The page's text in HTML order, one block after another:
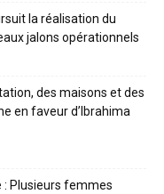
la réalisation du
jalons opérationnels
des maisons et des
en faveur d’Ibrahima
: Plusieurs femmes